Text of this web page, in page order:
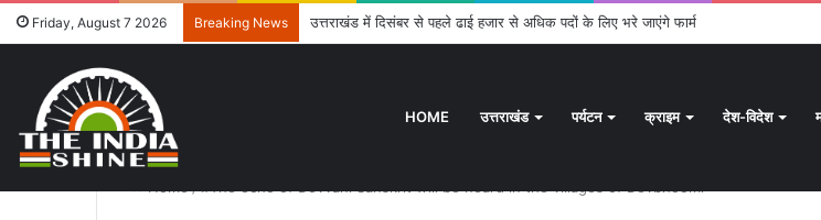
Friday, August 7 2026 Breaking News उत्तराखंड में दिसंबर से पहले ढाई हजार से अधिक पदों के लिए भरे जाएंगे फार्म
HOME उत्तराखंड पर्यटन क्राइम देश-विदेश